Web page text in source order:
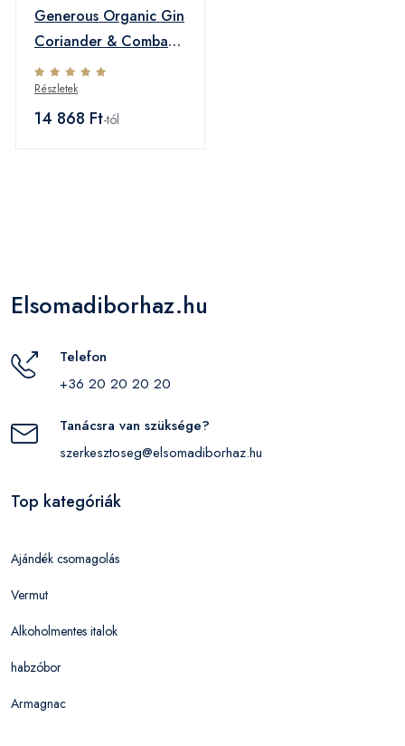
Generous Organic Gin
Coriander & Combava
44% 0,7L
Részletek
14 868 Ft-tól
Elsomadiborhaz.hu
Telefon
+36 20 20 20 20
Tanácsra van szüksége?
szerkesztoseg@elsomadiborhaz.hu
Top kategóriák
Ajándék csomagolás
Vermut
Alkoholmentes italok
habzóbor
Armagnac